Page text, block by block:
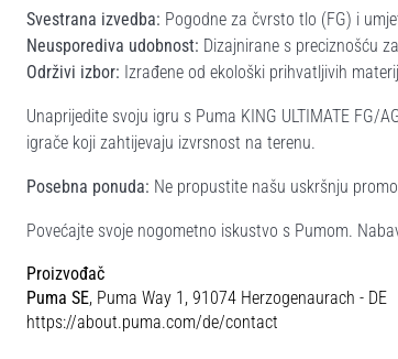
Svestrana izvedba: Pogodne za čvrsto tlo (FG) i
Neusporediva udobnost: Dizajnirane s preciznošću
Održivi izbor: Izrađene od ekološki prihvatljivih
Unaprijedite svoju igru s Puma KING ULTIMATE
igrače koji zahtijevaju izvrsnost na terenu.
Posebna ponuda: Ne propustite našu uskršnju
Povećajte svoje nogometno iskustvo s Pumom.
Proizvođač
Puma SE, Puma Way 1, 91074 Herzogenaurach - DE
https://about.puma.com/de/contact